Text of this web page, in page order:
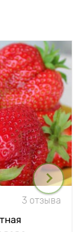
3 отзыва